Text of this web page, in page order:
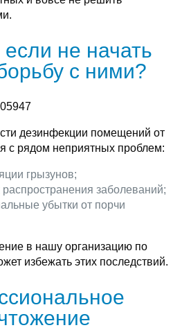
если не начать
с ними?
дезинфекции помещений от
с рядом неприятных проблем:
грызунов;
заболеваний;
убытки от порчи
в нашу организацию по
избежать этих последствий.